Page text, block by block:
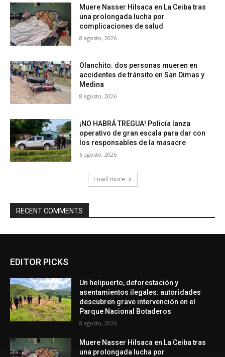
Muere Nasser Hilsaca en La Ceiba tras
una prolongada lucha por
complicaciones de salud
8 agosto, 2026
Olanchito: dos personas mueren en
accidentes de tránsito en San Dimas y
Medina
8 agosto, 2026
¡NO HABRÁ TREGUA! Policía lanza
operativo de gran escala para dar con
los responsables de la masacre
6 agosto, 2026
Load more
RECENT COMMENTS
EDITOR PICKS
Un helipuerto, deforestación y
asentamientos ilegales: autoridades
descubren grave intervención en el
Parque Nacional Botaderos
8 agosto, 2026
Muere Nasser Hilsaca en La Ceiba tras
una prolongada lucha por